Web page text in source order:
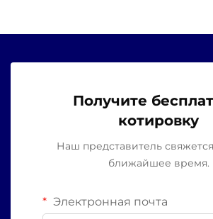
Получите
котировку
Наш представитель
ближайшее время.
Электронная почта